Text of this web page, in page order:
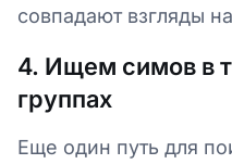
совпадают взгляды
4. Ищем симов в
группах
Еще один путь для